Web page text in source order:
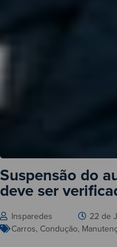
Suspensão do
deve ser
Insparedes
22 de
Carros, Condução,